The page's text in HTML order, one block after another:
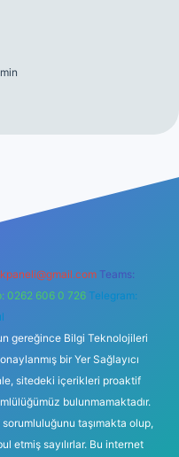
Teams:
0262 606 0 726 Telegram:
gereğince Bilgi Teknolojileri
bir Yer Sağlayıcı
sitedeki içerikleri proaktif
bulunmamaktadır.
taşımakta olup,
etmiş sayılırlar. Bu internet